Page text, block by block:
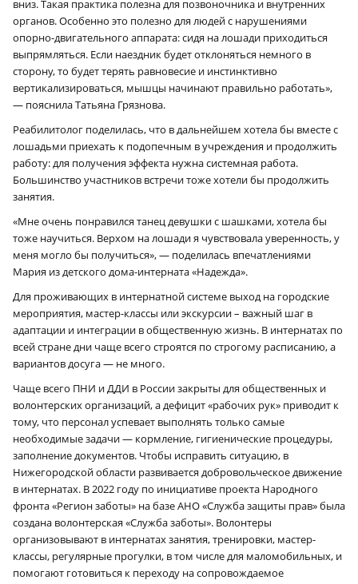
вниз. Такая практика полезна для позвоночника и внутренних
органов. Особенно это полезно для людей с нарушениями
опорно-двигательного аппарата: сидя на лошади приходиться
выпрямляться. Если наездник будет отклоняться немного в
сторону, то будет терять равновесие и инстинктивно
вертикализироваться, мышцы начинают правильно работать»,
— пояснила Татьяна Грязнова.
Реабилитолог поделилась, что в дальнейшем хотела бы вместе с
лошадьми приехать к подопечным в учреждения и продолжить
работу: для получения эффекта нужна системная работа.
Большинство участников встречи тоже хотели бы продолжить
занятия.
«Мне очень понравился танец девушки с шашками, хотела бы
тоже научиться. Верхом на лошади я чувствовала уверенность, у
меня могло бы получиться», — поделилась впечатлениями
Мария из детского дома-интерната «Надежда».
Для проживающих в интернатной системе выход на городские
мероприятия, мастер-классы или экскурсии – важный шаг в
адаптации и интеграции в общественную жизнь. В интернатах по
всей стране дни чаще всего строятся по строгому расписанию, а
вариантов досуга — не много.
Чаще всего ПНИ и ДДИ в России закрыты для общественных и
волонтерских организаций, а дефицит «рабочих рук» приводит к
тому, что персонал успевает выполнять только самые
необходимые задачи — кормление, гигиенические процедуры,
заполнение документов. Чтобы исправить ситуацию, в
Нижегородской области развивается добровольческое движение
в интернатах. В 2022 году по инициативе проекта Народного
фронта «Регион заботы» на базе АНО «Служба защиты прав» была
создана волонтерская «Служба заботы». Волонтеры
организовывают в интернатах занятия, тренировки, мастер-
классы, регулярные прогулки, в том числе для маломобильных, и
помогают готовиться к переходу на сопровождаемое